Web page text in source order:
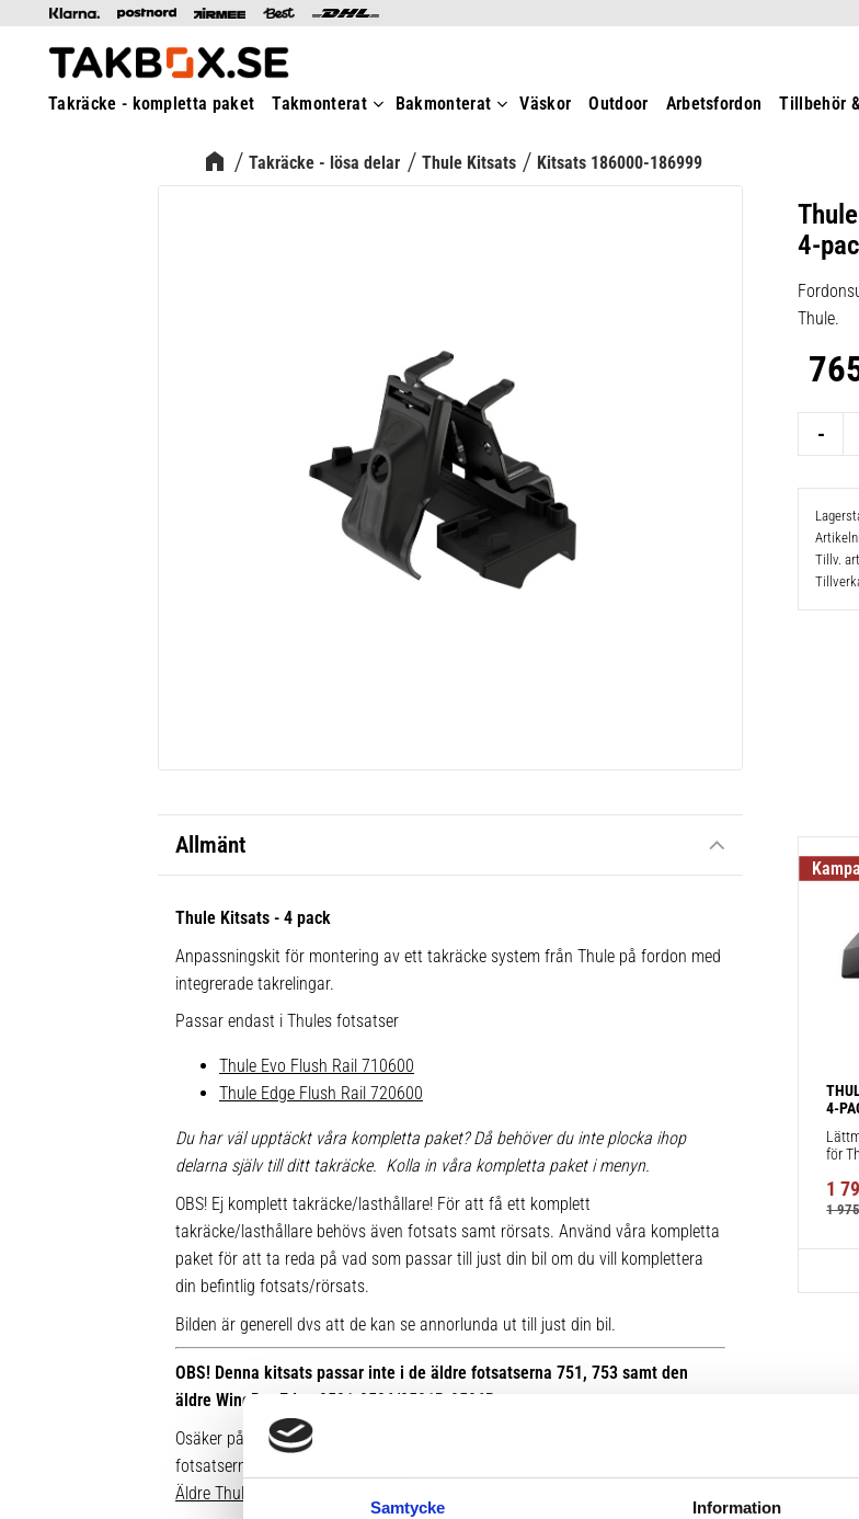
Samtycke Information
Takräcke - kompletta paket Takmonterat Bakmonterat Väskor Outdoor Arbetsfordon Tillbehör
Takräcke - lösa delar Thule Kitsats Kitsats 186000-186999
4-
Thule.
-
Tillv.
Allmänt
Thule Kitsats - 4 pack
Anpassningskit för montering av ett takräcke system från Thule på fordon med
integrerade takrelingar.
Passar endast i Thules fotsatser
Thule Evo Flush Rail 710600
Thule Edge Flush Rail 720600
Du har väl upptäckt våra kompletta paket? Då behöver du inte plocka ihop
delarna själv till ditt takräcke. Kolla in våra kompletta paket i menyn.
OBS! Ej komplett takräcke/lasthållare! För att få ett komplett
takräcke/lasthållare behövs även fotsats samt rörsats. Använd våra kompletta
paket för att ta reda på vad som passar till just din bil om du vill komplettera
din befintlig fotsats/rörsats.
Bilden är generell dvs att de kan se annorlunda ut till just din bil.
OBS! Denna kitsats passar inte i de äldre fotsatserna 751, 753 samt den
äldre WingBar Edge 9591-9596/9591B-9596B.
Osäker på vilken fot du har sedan tidigare? Här kan du se bilder på de äldre
fotsatserna:
Äldre Thule fotsatser som inte går att komplettera med nya kitsatser >>
4-
för
1
1